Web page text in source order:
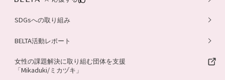
SDGsへの取り組み
BELTA活動レポート
女性の課題解決に取り組む団体を支援
「Mikaduki/ミカヅキ」